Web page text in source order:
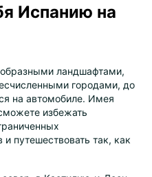
Испанию на
ландшафтами,
городами, до
на автомобиле. Имея
избежать
путешествовать так, как